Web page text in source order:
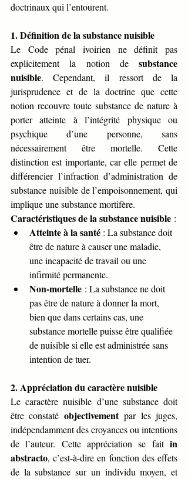
doctrinaux qui l’entourent.
1. Définition de la substance nuisible
Le Code pénal ivoirien ne définit pas
explicitement la notion de substance
nuisible. Cependant, il ressort de la
jurisprudence et de la doctrine que cette
notion recouvre toute substance de nature à
porter atteinte à l’intégrité physique ou
psychique d’une personne, sans
nécessairement être mortelle. Cette
distinction est importante, car elle permet de
différencier l’infraction d’administration de
substance nuisible de l’empoisonnement, qui
implique une substance mortifère.
Caractéristiques de la substance nuisible :
Atteinte à la santé : La substance doit
être de nature à causer une maladie,
une incapacité de travail ou une
infirmité permanente.
Non-mortelle : La substance ne doit
pas être de nature à donner la mort,
bien que dans certains cas, une
substance mortelle puisse être qualifiée
de nuisible si elle est administrée sans
intention de tuer.
2. Appréciation du caractère nuisible
Le caractère nuisible d’une substance doit
être constaté objectivement par les juges,
indépendamment des croyances ou intentions
de l’auteur. Cette appréciation se fait in
abstracto, c’est-à-dire en fonction des effets
de la substance sur un individu moyen, et